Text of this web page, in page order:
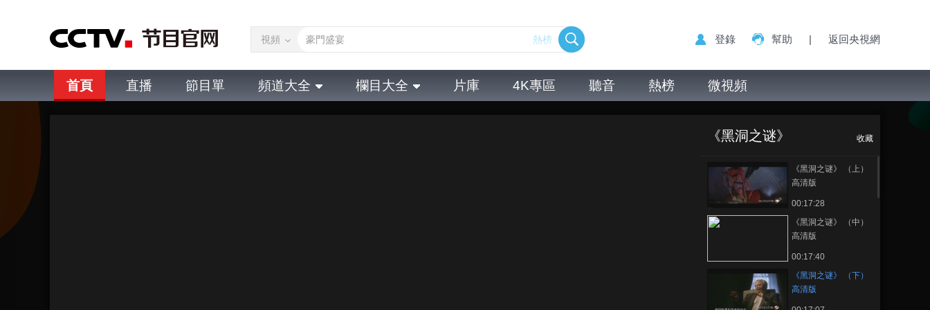
視頻 熱榜 登錄 幫助 | 返回央視網
首頁 直播 節目單 頻道大全 欄目大全 片庫 4K專區 聽音 熱榜 微視頻
《黑洞之谜》 收藏
《黑洞之谜》 （上）
高清版
00:17:28
《黑洞之谜》 （中）
高清版
00:17:40
《黑洞之谜》 （下）
高清版